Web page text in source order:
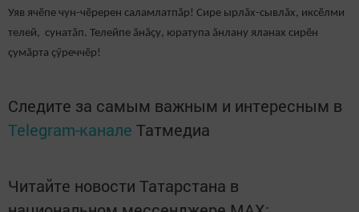
Уяв ячӗпе чун-чӗререн саламлатпӑр! Сире ырлăх-сывлăх, иксӗлми
телей, сунатăп. Телейпе ăнăçу, юратупа ăнлану яланах сирӗн
çумăрта çӳреччӗр!
Следите за самым важным и интересным в
Telegram-канале Татмедиа
Читайте новости Татарстана в